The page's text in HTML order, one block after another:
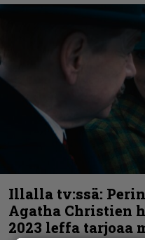
Illalla tv:ssä:
Agatha Christien
2023 leffa tarjoaa